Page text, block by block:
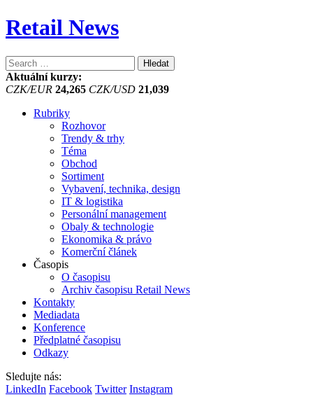
Retail News
Vyhledávání
Aktuální kurzy:
CZK/EUR 24,265 CZK/USD 21,039
Rubriky
Rozhovor
Trendy & trhy
Téma
Obchod
Sortiment
Vybavení, technika, design
IT & logistika
Personální management
Obaly & technologie
Ekonomika & právo
Komerční článek
Časopis
O časopisu
Archiv časopisu Retail News
Kontakty
Mediadata
Konference
Předplatné časopisu
Odkazy
Sledujte nás:
LinkedIn Facebook Twitter Instagram